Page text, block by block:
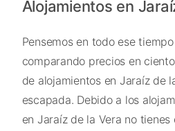
Alojamientos en
Pensemos en todo ese
comparando precios en
de alojamientos en Jaraíz de
escapada. Debido a los
en Jaraíz de la Vera no